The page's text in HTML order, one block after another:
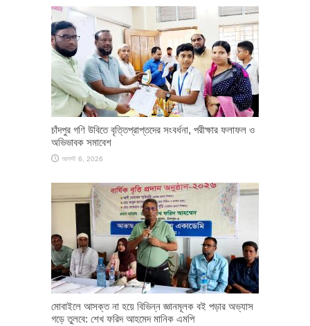
চাঁদপুর গণি উবিতে বৃত্তিপ্রাপ্তদের সংবর্ধনা, পরীক্ষার ফলাফল ও
অভিভাবক সমাবেশ
আগস্ট 6, 2026
মোবাইলে আসক্ত না হয়ে বিভিন্ন জ্ঞানমূলক বই পড়ার অভ্যাস
গড়ে তুলবে: শেখ ফরিদ আহমেদ মানিক এমপি